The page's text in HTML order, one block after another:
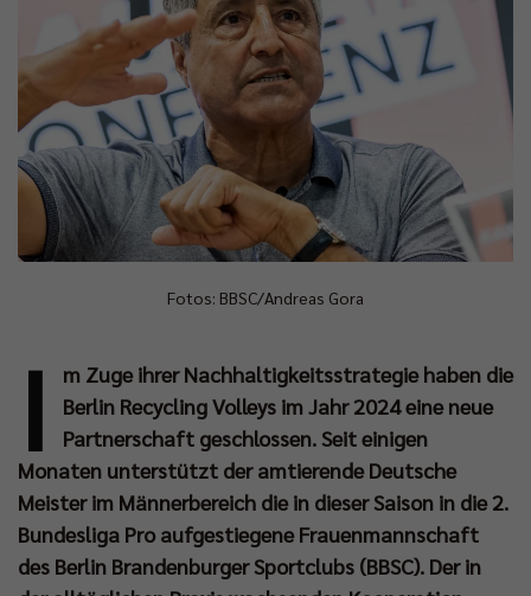
Fotos: BBSC/Andreas Gora
I
m Zuge ihrer Nachhaltigkeitsstrategie haben die
Berlin Recycling Volleys im Jahr 2024 eine neue
Partnerschaft geschlossen. Seit einigen
Monaten unterstützt der amtierende Deutsche
Meister im Männerbereich die in dieser Saison in die 2.
Bundesliga Pro aufgestiegene Frauenmannschaft
des Berlin Brandenburger Sportclubs (BBSC). Der in